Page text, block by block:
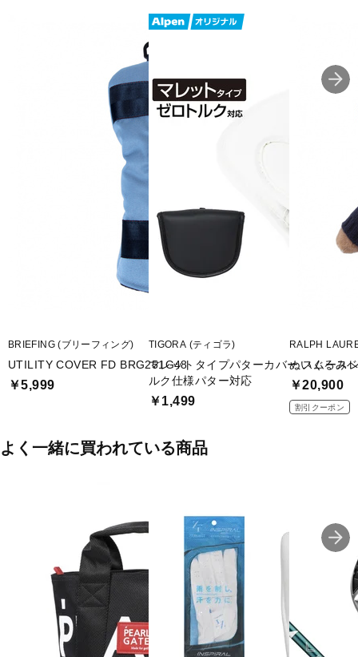
■メーカー型番：2626984123
BRIEFING (ブリーフィング)
UTILITY COVER FD BRG251G48
￥5,999
TIGORA (ティゴラ)
マレットタイプパターカバー スムース
ルク仕様パター対応
￥1,499
RALPH
ぬいぐるみ
￥20,900
割引クーポン
よく一緒に買われている商品